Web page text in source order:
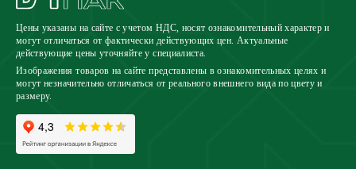
Цены указаны на сайте с учетом НДС, носят ознакомительный характер и
могут отличаться от фактически действующих цен. Актуальные
действующие цены уточняйте у специалиста.
Изображения товаров на сайте представлены в ознакомительных целях и
могут незначительно отличаться от реального внешнего вида по цвету и
размеру.